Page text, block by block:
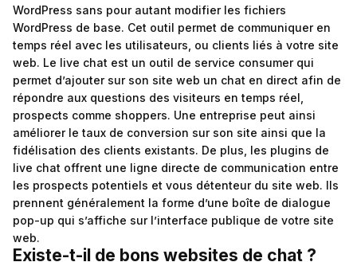
WordPress sans pour autant modifier les fichiers
WordPress de base. Cet outil permet de communiquer en
temps réel avec les utilisateurs, ou clients liés à votre site
web. Le live chat est un outil de service consumer qui
permet d’ajouter sur son site web un chat en direct afin de
répondre aux questions des visiteurs en temps réel,
prospects comme shoppers. Une entreprise peut ainsi
améliorer le taux de conversion sur son site ainsi que la
fidélisation des clients existants. De plus, les plugins de
live chat offrent une ligne directe de communication entre
les prospects potentiels et vous détenteur du site web. Ils
prennent généralement la forme d’une boîte de dialogue
pop-up qui s’affiche sur l’interface publique de votre site
web.
Existe-t-il de bons websites de chat ?